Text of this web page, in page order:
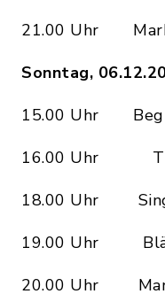
21.00 Uhr
Sonntag,
15.00 Uhr
16.00 Uhr
18.00 Uhr
19.00 Uhr
20.00 Uhr